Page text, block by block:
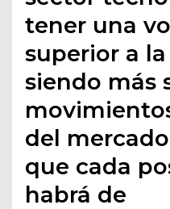
tener una
superior a
siendo más
del
que cada
habrá de